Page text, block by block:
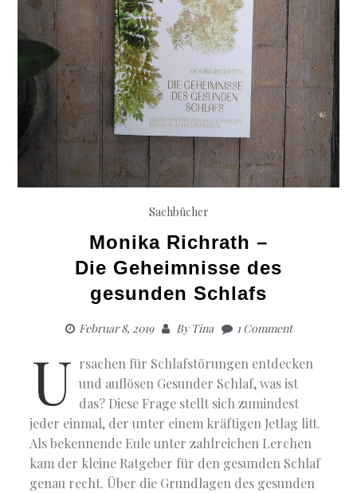
Sachbücher
Monika Richrath –
Die Geheimnisse des
gesunden Schlafs
Februar 8, 2019 ByTina 1 Comment
U rsachen für Schlafstörungen entdecken
und auflösen Gesunder Schlaf, was ist
das? Diese Frage stellt sich zumindest
jeder einmal, der unter einem kräftigen Jetlag litt.
Als bekennende Eule unter zahlreichen Lerchen
kam der kleine Ratgeber für den gesunden Schlaf
genau recht. Über die Grundlagen des gesunden